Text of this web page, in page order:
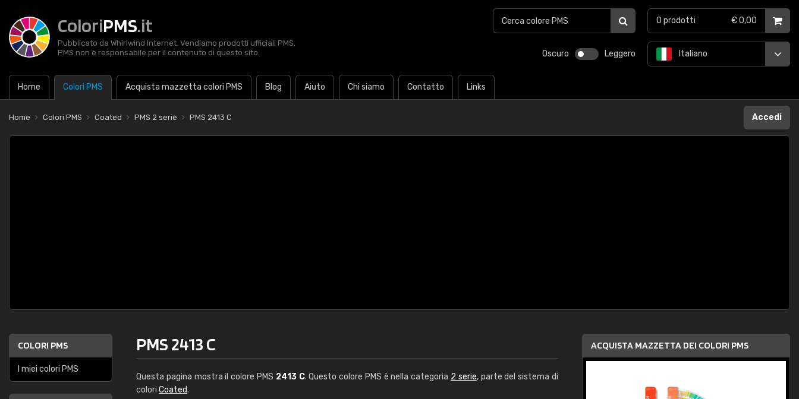
ColoriPMS.it
Pubblicato da Whirlwind Internet. Vendiamo prodotti ufficiali PMS.
PMS non è responsabile per il contenuto di questo sito.
Oscuro Leggero
Home Colori PMS Acquista mazzetta colori PMS Blog Aiuto Chi siamo Contatto Links
Italiano
0 prodotti € 0,00
Home Colori PMS Coated PMS 2 serie PMS 2413 C Accedi
COLORI PMS
I miei colori PMS
PMS 2413 C
Questa pagina mostra il colore PMS 2413 C. Questo colore PMS è nella categoria 2 serie, parte del sistema di
colori Coated.
ACQUISTA MAZZETTA DEI COLORI PMS